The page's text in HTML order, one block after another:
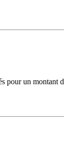
pour un montant